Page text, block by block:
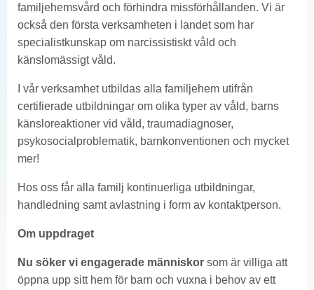
familjehemsvård och förhindra missförhållanden. Vi är
också den första verksamheten i landet som har
specialistkunskap om narcissistiskt våld och
känslomässigt våld.
I vår verksamhet utbildas alla familjehem utifrån
certifierade utbildningar om olika typer av våld, barns
känsloreaktioner vid våld, traumadiagnoser,
psykosocialproblematik, barnkonventionen och mycket
mer!
Hos oss får alla familj kontinuerliga utbildningar,
handledning samt avlastning i form av kontaktperson.
Om uppdraget
Nu söker vi engagerade människor som är villiga att
öppna upp sitt hem för barn och vuxna i behov av ett